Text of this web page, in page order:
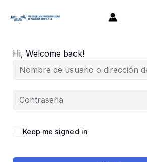
Hi, Welcome back!
Keep me signed in